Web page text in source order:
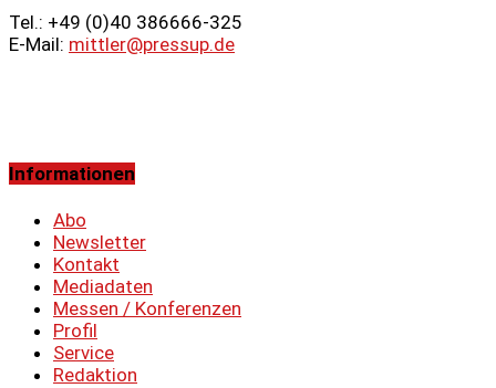
Tel.: +49 (0)40 386666‑325
E-Mail: mittler@pressup.de
Informationen
Abo
Newsletter
Kontakt
Mediadaten
Messen / Konferenzen
Profil
Service
Redaktion